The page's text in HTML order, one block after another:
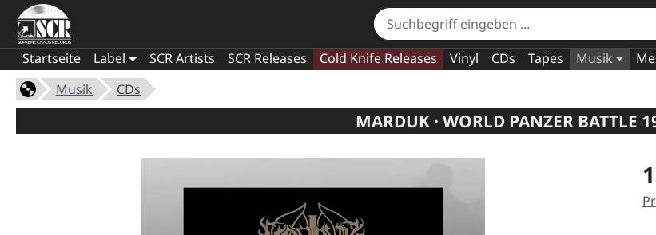
Startseite Label SCR Artists SCR Releases Cold Knife Releases Vinyl CDs Tapes Musik
Musik
CDs
MARDUK · WORLD PANZER BATTLE